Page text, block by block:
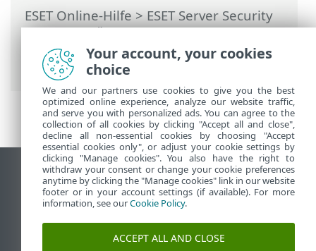
ESET Online-Hilfe>ESET Server Security
for Linux>Übersicht> ESET Server
Security for Linux Aus der Ferne
verwalten
Desktop-Site anzeigen
End of Life
ESET Knowledgebase
ESET-Forum
Your account, your cookies
choice
We and our partners use cookies to give you the best
optimized online experience, analyze our website traffic,
and serve you with personalized ads. You can agree to the
collection of all cookies by clicking "Accept all and close",
decline all non-essential cookies by choosing "Accept
essential cookies only", or adjust your cookie settings by
clicking "Manage cookies". You also have the right to
withdraw your consent or change your cookie preferences
anytime by clicking the "Manage cookies" link in our website
footer or in your account settings (if available). For more
information, see ourCookie Policy.
ACCEPT ALL AND CLOSE